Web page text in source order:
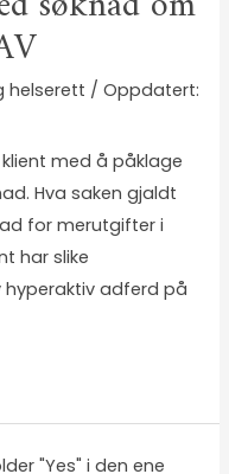
helserett /
med å påklage
Hva saken gjaldt
for merutgifter i
har slike
adferd på